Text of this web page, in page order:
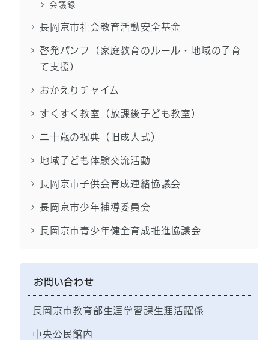
会議録
長岡京市社会教育活動安全基金
啓発パンフ（家庭教育のルール・地域の子育
て支援）
おかえりチャイム
すくすく教室（放課後子ども教室）
二十歳の祝典（旧成人式）
地域子ども体験交流活動
長岡京市子供会育成連絡協議会
長岡京市少年補導委員会
長岡京市青少年健全育成推進協議会
お問い合わせ
長岡京市教育部生涯学習課生涯活躍係
中央公民館内